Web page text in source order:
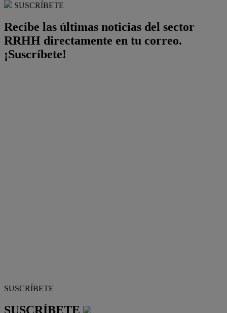
SUSCRÍBETE
Recibe las últimas noticias del sector
RRHH directamente en tu correo.
¡Suscríbete!
SUSCRÍBETE
SUSCRÍBETE